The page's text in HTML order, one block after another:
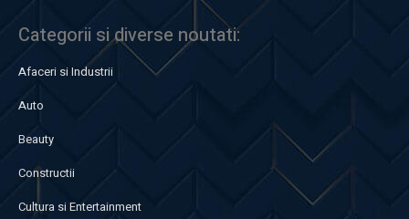
Categorii si diverse noutati:
Afaceri si Industrii
Auto
Beauty
Constructii
Cultura si Entertainment